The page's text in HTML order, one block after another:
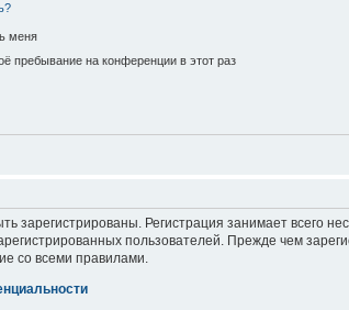
меня
пребывание на конференции в этот раз
зарегистрированы. Регистрация занимает всего
пользователей. Прежде чем
со всеми правилами.